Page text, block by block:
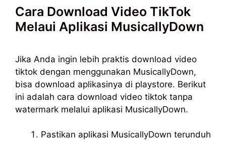
Cara Download Video TikTok
Melaui Aplikasi MusicallyDown
Jika Anda ingin lebih praktis download video
tiktok dengan menggunakan MusicallyDown,
bisa download aplikasinya di playstore. Berikut
ini adalah cara download video tiktok tanpa
watermark melalui aplikasi MusicallyDown.
Pastikan aplikasi MusicallyDown terunduh